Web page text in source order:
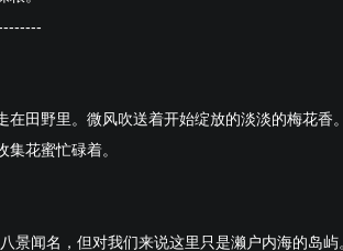
在田野里。微风吹送着开始绽放的淡淡的梅花香
花蜜忙碌着。
景闻名，但对我们来说这里只是濑户内海的岛屿